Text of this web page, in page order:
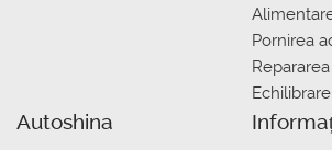
Pornirea
Autoshina